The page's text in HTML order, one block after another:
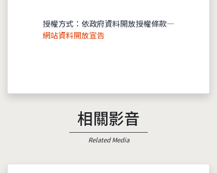
授權方式：依政府資料開放授權條款—
網站資料開放宣告
相關影音
Related Media